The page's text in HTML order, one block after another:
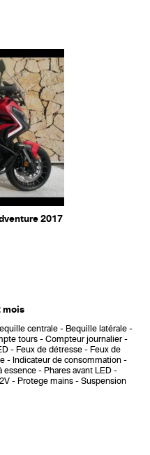
2017
mois
centrale
Bequille latérale
tours
Compteur journalier
Feux de détresse
Feux de
Indicateur de consommation
essence
Phares avant LED
Protege mains
Suspension